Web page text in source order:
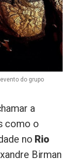
do grupo
a
como o
no Rio
Birman